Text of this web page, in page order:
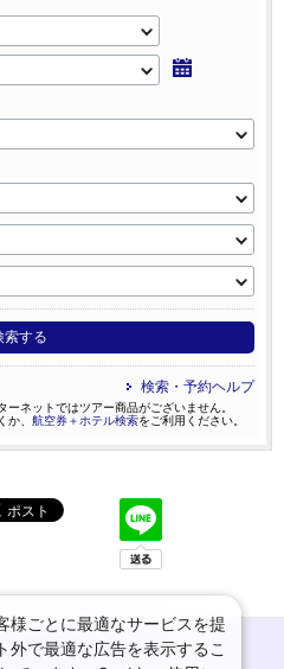
索する
検索・予約ヘルプ
ネットではツアー商品がございません。
か、 航空券＋ホテル検索をご利用ください。
プライバシーポリシー
様ごとに最適なサービスを提
外で最適な広告を表示するこ